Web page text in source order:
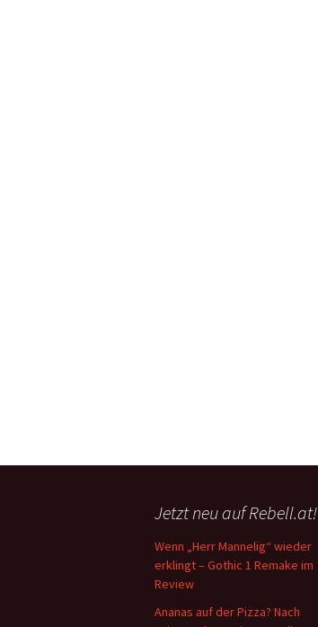
Jetzt neu auf Rebell.at!
Wenn „Herr Mannelig“ wieder
erklingt – Gothic 1 Remake im
Review
Ananas auf der Pizza? Nach